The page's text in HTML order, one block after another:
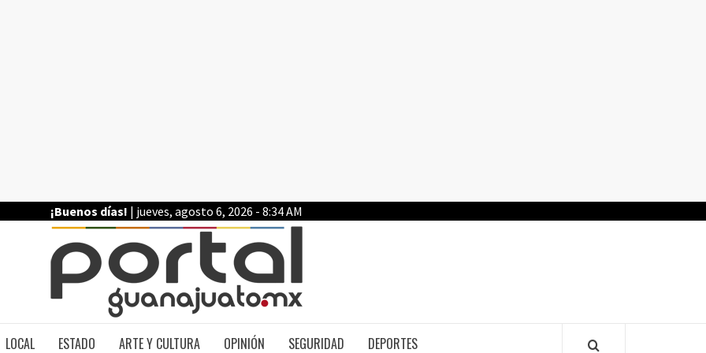
¡Buenos días! | jueves, agosto 6, 2026 - 8:34 AM
LOCAL ESTADO ARTE Y CULTURA OPINIÓN SEGURIDAD DEPORTES